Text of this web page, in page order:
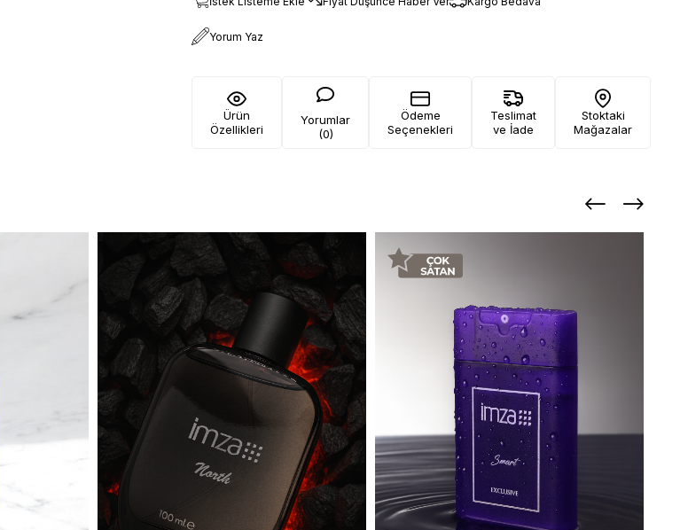
Yorum Yaz
Ürün
Özellikleri
Yorumlar
(0)
Ödeme
Seçenekleri
Teslimat
ve İade
Stoktaki
Mağazalar